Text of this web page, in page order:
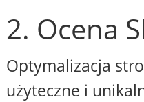
2. Ocena
Optymalizacja
użyteczne i